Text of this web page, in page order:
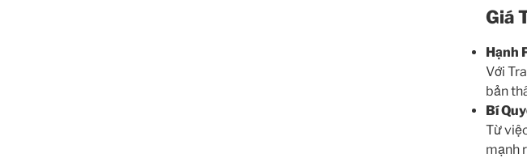
Giá
Hạnh
Với
bản
Bí
Từ
mạnh